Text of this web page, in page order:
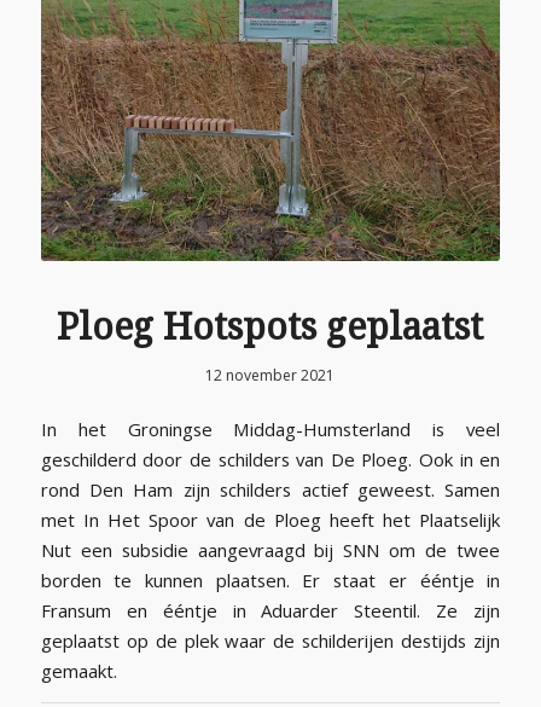
Ploeg Hotspots geplaatst
12 november 2021
In het Groningse Middag-Humsterland is veel
geschilderd door de schilders van De Ploeg. Ook in en
rond Den Ham zijn schilders actief geweest. Samen
met In Het Spoor van de Ploeg heeft het Plaatselijk
Nut een subsidie aangevraagd bij SNN om de twee
borden te kunnen plaatsen. Er staat er ééntje in
Fransum en ééntje in Aduarder Steentil. Ze zijn
geplaatst op de plek waar de schilderijen destijds zijn
gemaakt.